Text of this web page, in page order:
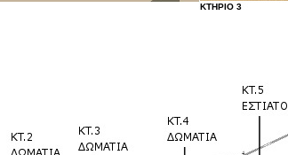
ΚΤΗΡΙΟ 3